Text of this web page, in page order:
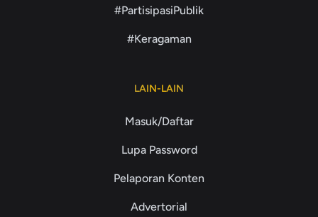
#PartisipasiPublik
#Keragaman
LAIN-LAIN
Masuk/Daftar
Lupa Password
Pelaporan Konten
Advertorial